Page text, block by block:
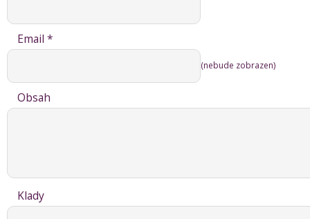
Email *
(nebude zobrazen)
Obsah
Klady